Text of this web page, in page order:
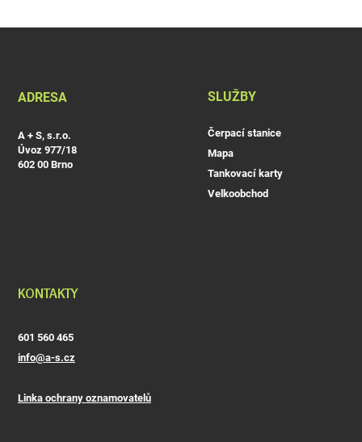
ADRESA
A + S, s.r.o.
Úvoz 977/18
602 00 Brno
KONTAKTY
601 560 465
info@a-s.cz
Linka ochrany oznamovatelů
SLUŽBY
Čerpací stanice
Mapa
Tankovací karty
Velkoobchod